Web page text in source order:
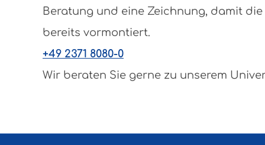
Beratung und eine Zeichnung, damit
bereits vormontiert.
+49 2371 8080-0
Wir beraten Sie gerne zu unserem